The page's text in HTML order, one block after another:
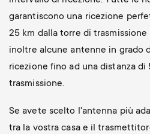
garantiscono una ricezione
25 km dalla torre di
inoltre alcune antenne in grado
ricezione fino ad una distanza
trasmissione.
Se avete scelto l'antenna più
tra la vostra casa e il